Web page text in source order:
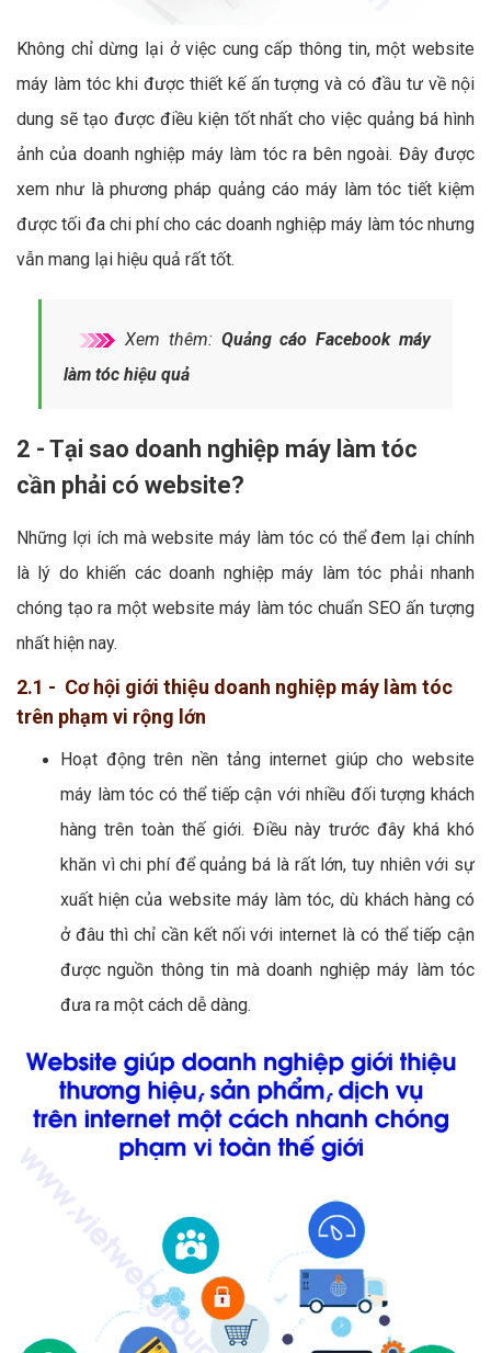
Không chỉ dừng lại ở việc cung cấp thông tin, một website
máy làm tóc khi được thiết kế ấn tượng và có đầu tư về nội
dung sẽ tạo được điều kiện tốt nhất cho việc quảng bá hình
ảnh của doanh nghiệp máy làm tóc ra bên ngoài. Đây được
xem như là phương pháp quảng cáo máy làm tóc tiết kiệm
được tối đa chi phí cho các doanh nghiệp máy làm tóc nhưng
vẫn mang lại hiệu quả rất tốt.
Xem thêm: Quảng cáo Facebook máy
làm tóc hiệu quả
2 - Tại sao doanh nghiệp máy làm tóc
cần phải có website?
Những lợi ích mà website máy làm tóc có thể đem lại chính
là lý do khiến các doanh nghiệp máy làm tóc phải nhanh
chóng tạo ra một website máy làm tóc chuẩn SEO ấn tượng
nhất hiện nay.
2.1 - Cơ hội giới thiệu doanh nghiệp máy làm tóc
trên phạm vi rộng lớn
Hoạt động trên nền tảng internet giúp cho website
máy làm tóc có thể tiếp cận với nhiều đối tượng khách
hàng trên toàn thế giới. Điều này trước đây khá khó
khăn vì chi phí để quảng bá là rất lớn, tuy nhiên với sự
xuất hiện của website máy làm tóc, dù khách hàng có
ở đâu thì chỉ cần kết nối với internet là có thể tiếp cận
được nguồn thông tin mà doanh nghiệp máy làm tóc
đưa ra một cách dễ dàng.